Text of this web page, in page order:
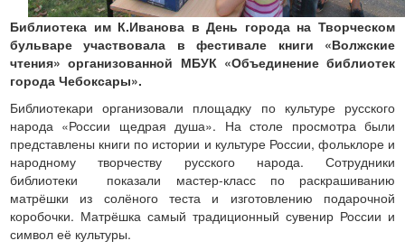
Библиотека им К.Иванова в День города на Творческом
бульваре участвовала в фестивале книги «Волжские
чтения» организованной МБУК «Объединение библиотек
города Чебоксары».
Библиотекари организовали площадку по культуре русского
народа «России щедрая душа». На столе просмотра были
представлены книги по истории и культуре России, фольклоре и
народному творчеству русского народа. Сотрудники
библиотеки показали мастер-класс по раскрашиванию
матрёшки из солёного теста и изготовлению подарочной
коробочки. Матрёшка самый традиционный сувенир России и
символ её культуры.